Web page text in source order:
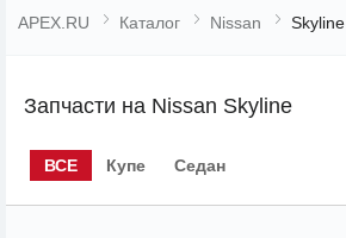
APEX.RU Каталог Nissan Skyline
Запчасти на Nissan Skyline
ВСЕ Купе Седан